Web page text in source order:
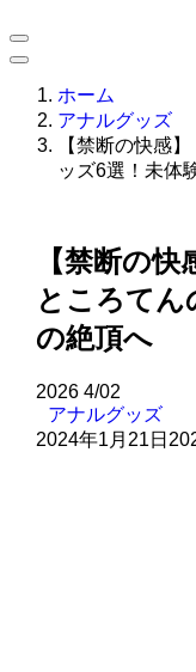
ホーム
アナルグッズ
【禁断の快感
ッズ6選！未体
【禁断の
ところてん
の絶頂へ
2026 4/02
アナルグッズ
2024年1月21日